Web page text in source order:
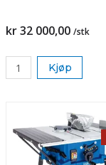
kr 32 000,00 /stk
Kjøp